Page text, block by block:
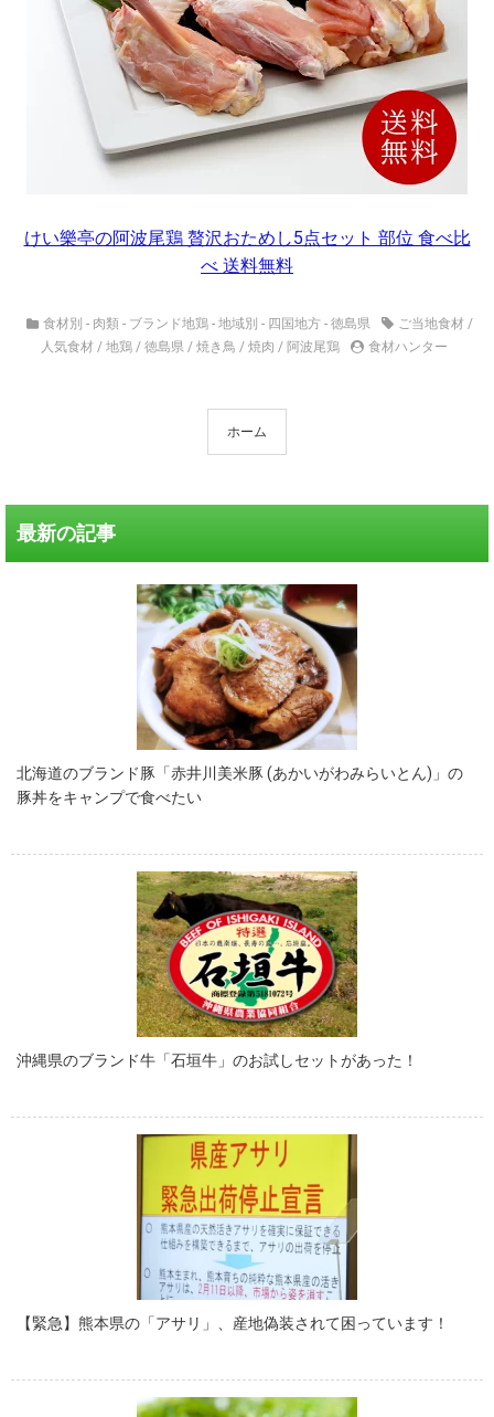
けい樂亭の阿波尾鶏 贅沢おためし5点セット 部位 食べ比
べ 送料無料
食材別 - 肉類 - ブランド地鶏 - 地域別 - 四国地方 - 徳島県 ご当地食材 /
人気食材 / 地鶏 / 徳島県 / 焼き鳥 / 焼肉 / 阿波尾鶏 食材ハンター
ホーム
最新の記事
北海道のブランド豚「赤井川美米豚 (あかいがわみらいとん)」の
豚丼をキャンプで食べたい
沖縄県のブランド牛「石垣牛」のお試しセットがあった！
【緊急】熊本県の「アサリ」、産地偽装されて困っています！